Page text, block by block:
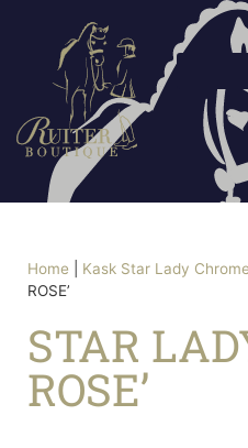
Home Kask Star Lady
ROSE’
STAR
ROSE’